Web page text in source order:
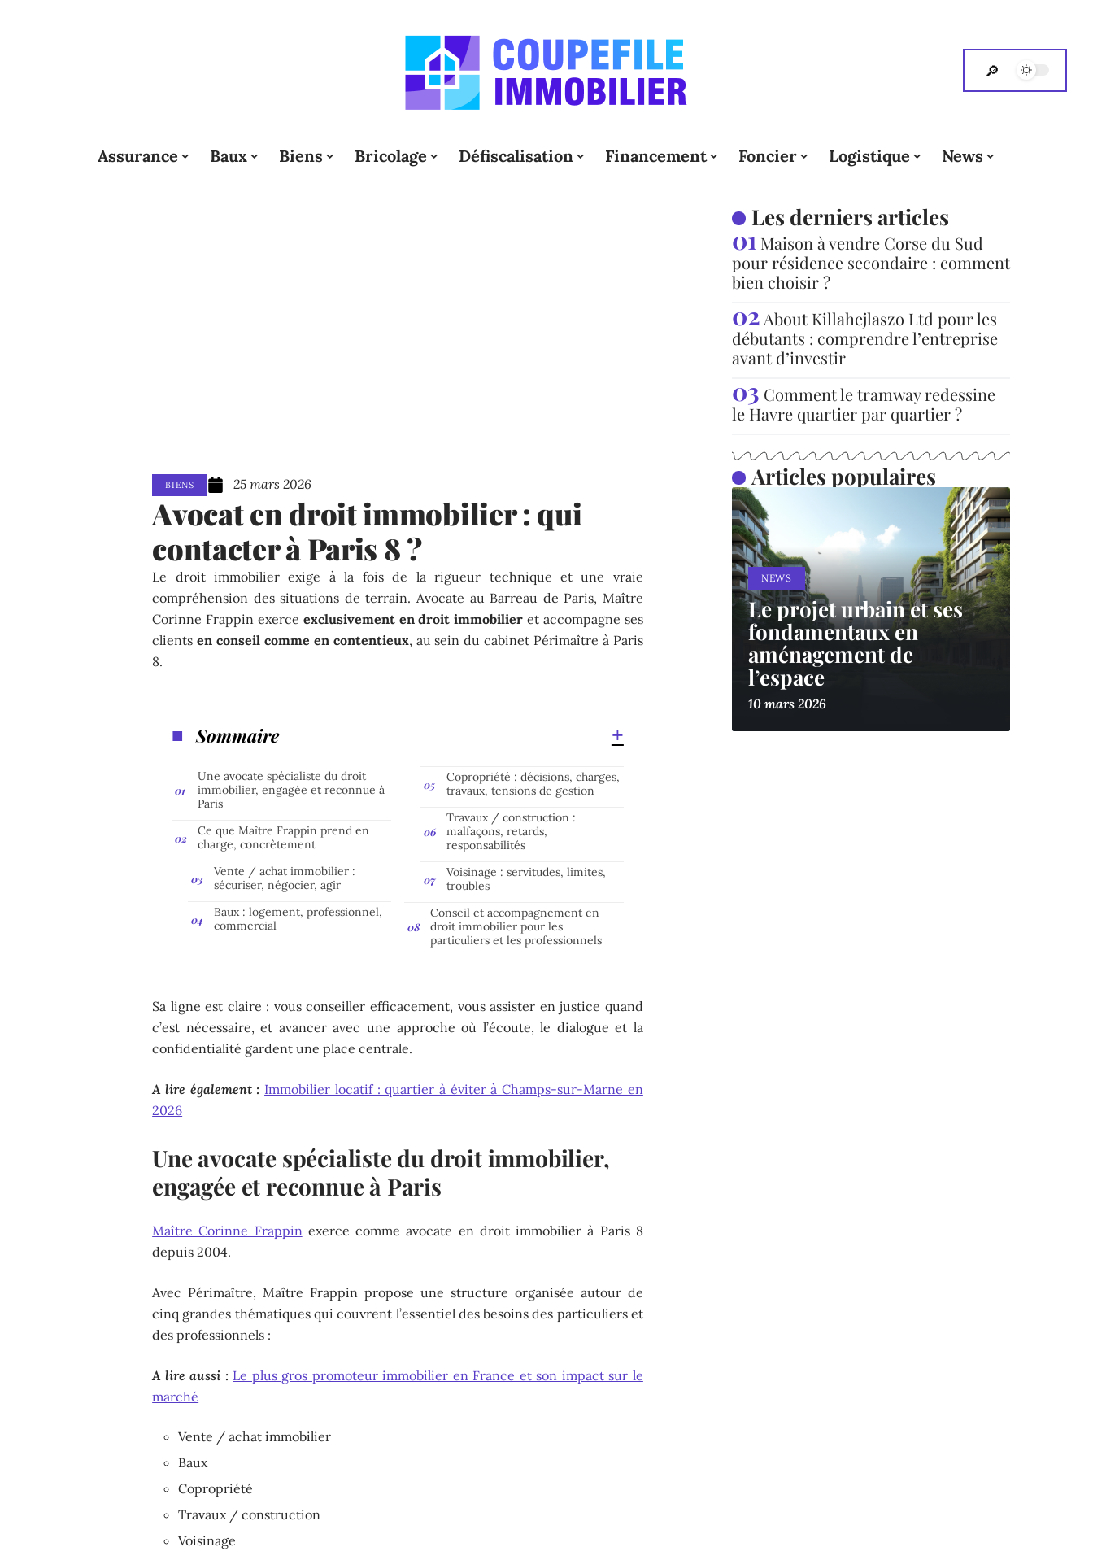
Assurance Baux Biens Bricolage Défiscalisation Financement Foncier Logistique News
BIENS 25 mars 2026
Avocat en droit immobilier : qui
contacter à Paris 8 ?
Le droit immobilier exige à la fois de la rigueur technique et une vraie
compréhension des situations de terrain. Avocate au Barreau de Paris, Maître
Corinne Frappin exerce exclusivement en droit immobilier et accompagne ses
clientsen conseil comme en contentieux, au sein du cabinet Périmaître à Paris
8.
Sommaire
Une avocate spécialiste du droit
immobilier, engagée et reconnue à
Paris
Ce que Maître Frappin prend en
charge, concrètement
Vente / achat immobilier :
sécuriser, négocier, agir
Baux : logement, professionnel,
commercial
Copropriété : décisions, charges,
travaux, tensions de gestion
Travaux / construction :
malfaçons, retards,
responsabilités
Voisinage : servitudes, limites,
troubles
Conseil et accompagnement en
droit immobilier pour les
particuliers et les professionnels
Sa ligne est claire : vous conseiller efficacement, vous assister en justice quand
c’est nécessaire, et avancer avec une approche où l’écoute, le dialogue et la
confidentialité gardent une place centrale.
A lire également : Immobilier locatif : quartier à éviter à Champs-sur-Marne en
2026
Une avocate spécialiste du droit immobilier,
engagée et reconnue à Paris
Maître Corinne Frappin exerce comme avocate en droit immobilier à Paris 8
depuis 2004.
Avec Périmaître, Maître Frappin propose une structure organisée autour de
cinq grandes thématiques qui couvrent l’essentiel des besoins des particuliers et
des professionnels :
A lire aussi : Le plus gros promoteur immobilier en France et son impact sur le
marché
Vente / achat immobilier
Baux
Copropriété
Travaux / construction
Voisinage
Les derniers articles
Maison à vendre Corse du Sud
pour résidence secondaire : comment
bien choisir ?
About Killahejlaszo Ltd pour les
débutants : comprendre l’entreprise
avant d’investir
Comment le tramway redessine
le Havre quartier par quartier ?
Articles populaires
NEWS
Le projet urbain et ses
fondamentaux en
aménagement de
l’espace
10 mars 2026